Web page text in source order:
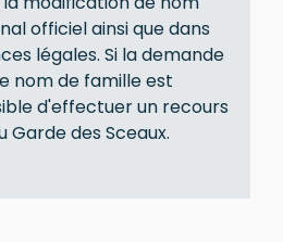
officiel ainsi que dans
légales. Si la demande
nom de famille est
d'effectuer un recours
Garde des Sceaux.